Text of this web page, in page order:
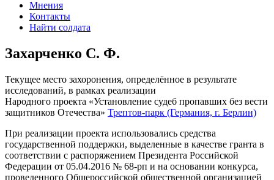
Мнения
Контакты
Найти солдата
Захарченко С. Ф.
Текущее место захоронения, определённое в результате
исследований, в рамках реализации
Народного проекта «Установление судеб пропавших без вести
защитников Отечества» Трептов-парк (Германия, г. Берлин)
При реализации проекта использовались средства
государственной поддержки, выделенные в качестве гранта в
соответствии с распоряжением Президента Российской
Федерации от 05.04.2016 № 68-рп и на основании конкурса,
проведенного Общероссийской общественной организацией